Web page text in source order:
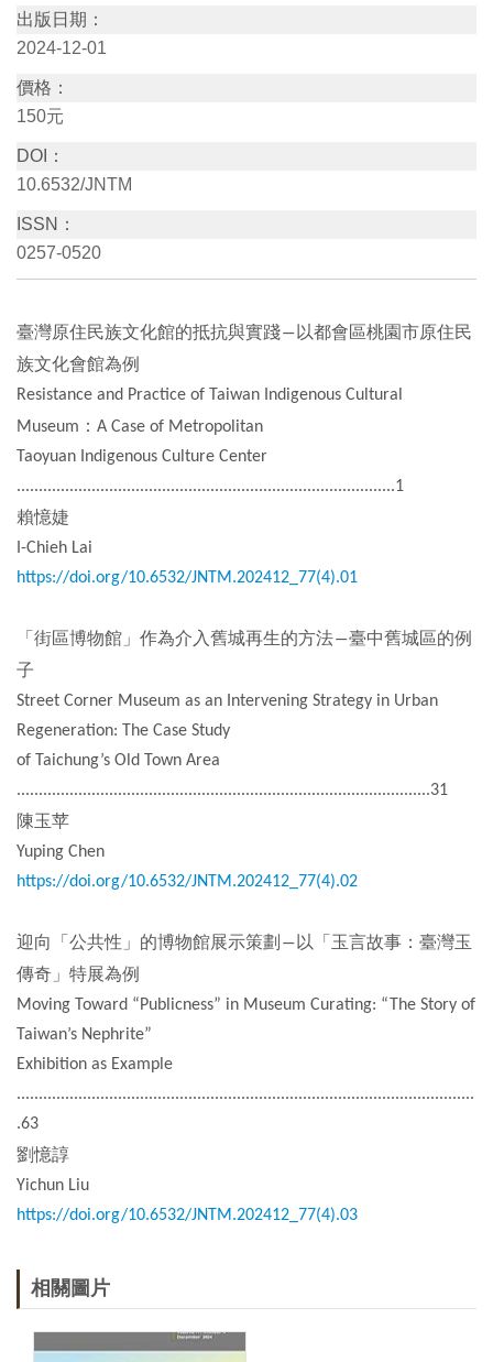
教
育
活
動
出
版
文
典
便
民
務
政
府
公
開
資
訊
隱
私
權
與
資
安
全
宣
告
資
料
開
出版日期：
2024-12-01
價格：
150元
DOI：
10.6532/JNTM
ISSN：
0257-0520
臺灣原住民族文化館的抵抗與實踐― 以都會區桃園市原住民
族文化會館為例
Resistance and Practice of Taiwan Indigenous Cultural
Museum ： A Case of Metropolitan
Taoyuan Indigenous Culture Center
......................................................................................1
賴憶婕
I-Chieh Lai
https://doi.org/10.6532/JNTM.202412_77(4).01
「街區博物館」作為介入舊城再生的方法―臺中舊城區的例
子
Street Corner Museum as an Intervening Strategy in Urban
Regeneration: The Case Study
of Taichung’s Old Town Area
..............................................................................................31
陳玉苹
Yuping Chen
https://doi.org/10.6532/JNTM.202412_77(4).02
迎向「公共性」的博物館展示策劃 ― 以「玉言故事：臺灣玉
傳奇」特展為例
Moving Toward “Publicness” in Museum Curating: “The Story of
Taiwan’s Nephrite”
Exhibition as Example
........................................................................................................
.63
劉憶諄
Yichun Liu
https://doi.org/10.6532/JNTM.202412_77(4).03
相關圖片